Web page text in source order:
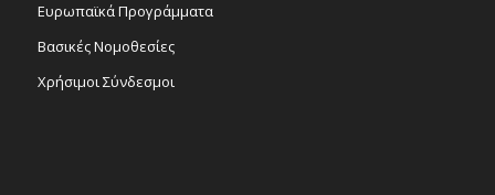
Ευρωπαϊκά Προγράμματα
Βασικές Νομοθεσίες
Χρήσιμοι Σύνδεσμοι